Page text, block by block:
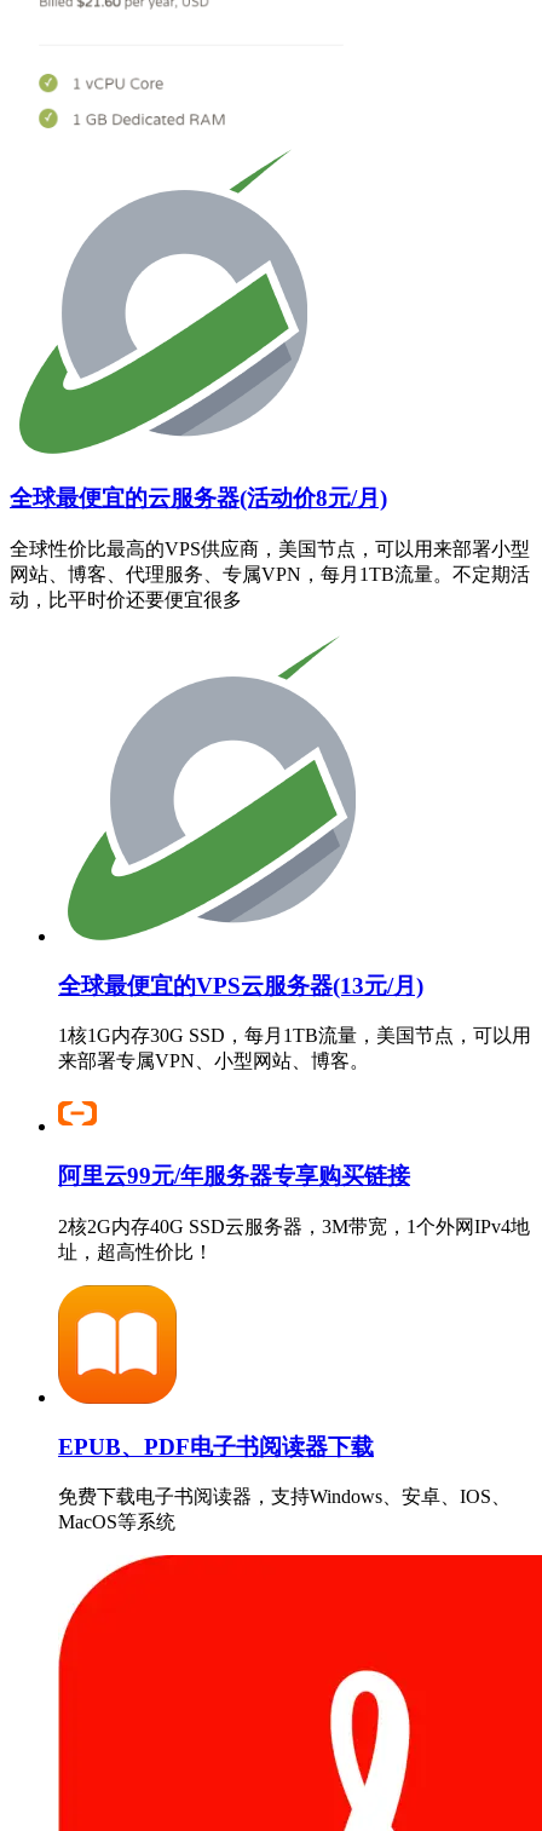
全球最便宜的云服务器(活动价8元/月)
全球性价比最高的VPS供应商，美国节点，可以用来部署小型
网站、博客、代理服务、专属VPN，每月1TB流量。不定期活
动，比平时价还要便宜很多
全球最便宜的VPS云服务器(13元/月)
1核1G内存30G SSD，每月1TB流量，美国节点，可以用
来部署专属VPN、小型网站、博客。
阿里云99元/年服务器专享购买链接
2核2G内存40G SSD云服务器，3M带宽，1个外网IPv4地
址，超高性价比！
EPUB、PDF电子书阅读器下载
免费下载电子书阅读器，支持Windows、安卓、IOS、
MacOS等系统